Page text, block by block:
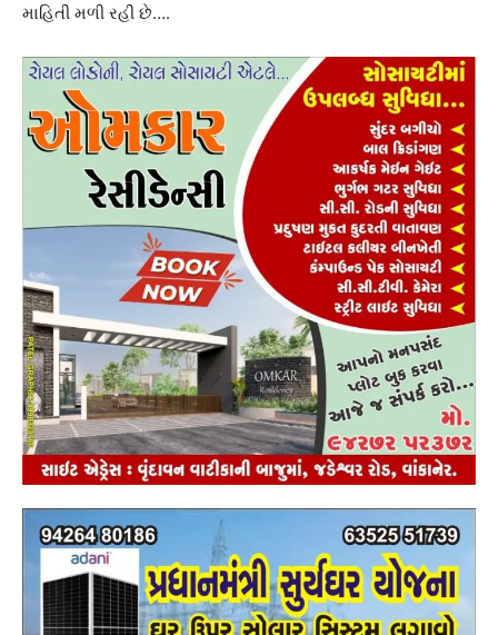
માહિતી મળી રહી છે….